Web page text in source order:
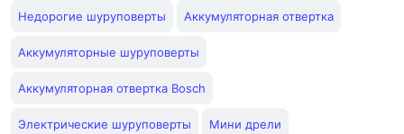
Недорогие шуруповерты Аккумуляторная отвертка
Аккумуляторные шуруповерты
Аккумуляторная отвертка Bosch
Электрические шуруповерты Мини дрели